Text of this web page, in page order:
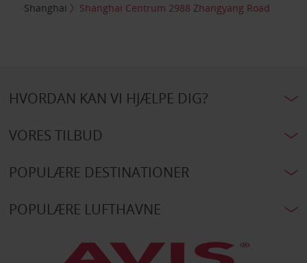
Shanghai
Shanghai Centrum 2988 Zhangyang Road
HVORDAN KAN VI HJÆLPE DIG?
VORES TILBUD
POPULÆRE DESTINATIONER
POPULÆRE LUFTHAVNE